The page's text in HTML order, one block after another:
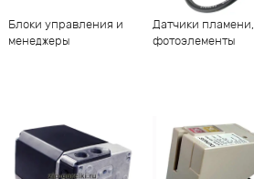
Блоки управления и
менеджеры
Датчики пламени,
фотоэлементы